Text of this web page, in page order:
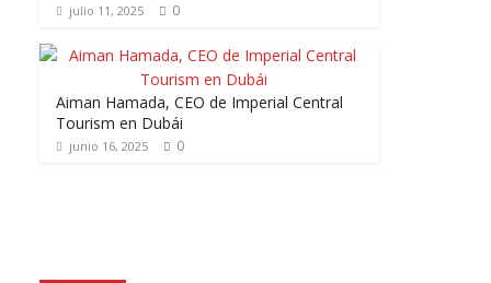
julio 11, 2025 0
Aiman Hamada, CEO de Imperial Central
Tourism en Dubái
junio 16, 2025 0